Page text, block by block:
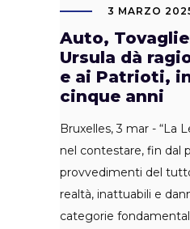
3 MARZO
Auto,
Ursula dà
e ai Patrioti,
cinque anni
Bruxelles, 3 mar - “La
nel contestare, fin dal
provvedimenti del
realtà, inattuabili e
categorie